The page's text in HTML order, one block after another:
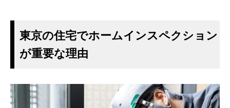
東京の住宅でホームインスペクション
が重要な理由